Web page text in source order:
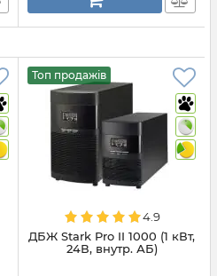
Топ продажів
4.9
ДБЖ Stark Pro II 1000 (1 кВт,
24В, внутр. АБ)